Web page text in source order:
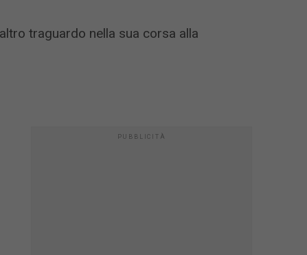
traguardo nella sua corsa alla
PUBBLICITÀ